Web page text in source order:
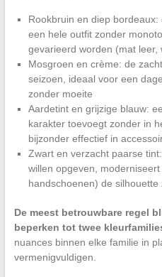
Rookbruin en diep
een hele outfit zonder
gevarieerd worden (mat leer,
Mosgroen en crème: de
seizoen, ideaal voor een
zonder moeite
Aardetint en grijzige blauw:
karakter toevoegt zonder in
bijzonder effectief in
Zwart en verzacht paarse
willen opgeven,
handschoenen) de
De meest betrouwbare regel
beperken tot twee
nuances binnen elke familie in
vermenigvuldigen.